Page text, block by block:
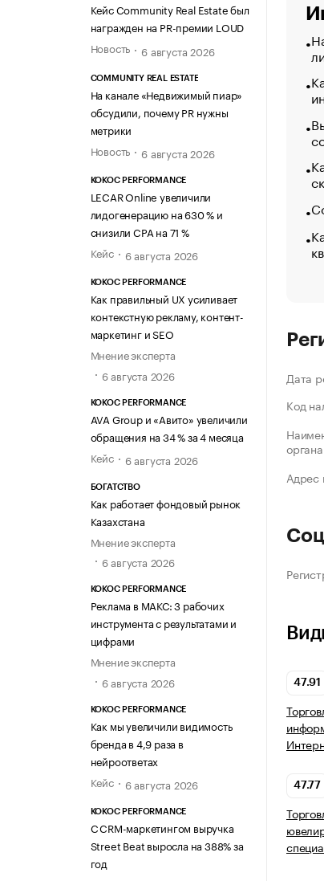
Кейс Community Real Estate был
награжден на PR-премии LOUD
Новость
6 августа 2026
COMMUNITY REAL ESTATE
На канале «Недвижимый пиар»
обсудили, почему PR нужны
метрики
Новость
6 августа 2026
KOKOC PERFORMANCE
LECAR Online увеличили
лидогенерацию на 630 % и
снизили CPA на 71 %
Кейс
6 августа 2026
KOKOC PERFORMANCE
Как правильный UX усиливает
контекстную рекламу, контент-
маркетинг и SEO
Мнение эксперта
6 августа 2026
KOKOC PERFORMANCE
AVA Group и «Авито» увеличили
обращения на 34 % за 4 месяца
Кейс
6 августа 2026
БОГАТСТВО
Как работает фондовый рынок
Казахстана
Мнение эксперта
6 августа 2026
KOKOC PERFORMANCE
Реклама в МАКС: 3 рабочих
инструмента с результатами и
цифрами
Мнение эксперта
6 августа 2026
KOKOC PERFORMANCE
Как мы увеличили видимость
бренда в 4,9 раза в
нейроответах
Кейс
6 августа 2026
KOKOC PERFORMANCE
С CRM-маркетингом выручка
Street Beat выросла на 388% за
год
Дата
Код
органа
Адрес
47.91
47.77